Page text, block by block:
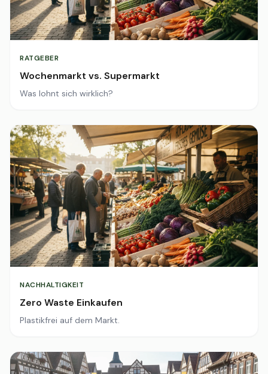
RATGEBER
Wochenmarkt vs. Supermarkt
Was lohnt sich wirklich?
NACHHALTIGKEIT
Zero Waste Einkaufen
Plastikfrei auf dem Markt.